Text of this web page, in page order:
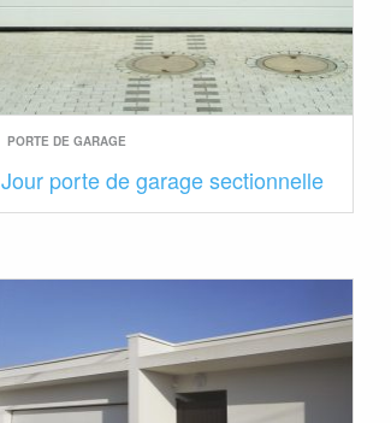
PORTE DE GARAGE
Jour porte de garage sectionnelle